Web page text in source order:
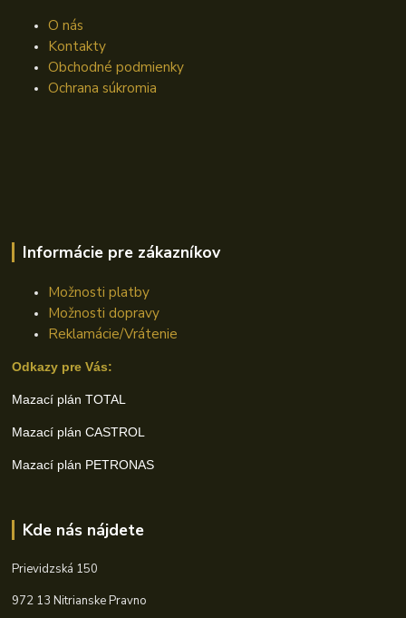
O nás
Kontakty
Obchodné podmienky
Ochrana súkromia
Informácie pre zákazníkov
Možnosti platby
Možnosti dopravy
Reklamácie/Vrátenie
Odkazy pre Vás:
Mazací plán TOTAL
Mazací plán CASTROL
Mazací plán PETRONAS
Kde nás nájdete
Prievidzská 150
972 13 Nitrianske Pravno